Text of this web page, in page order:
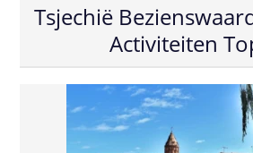
Tsjechië
Activiteiten